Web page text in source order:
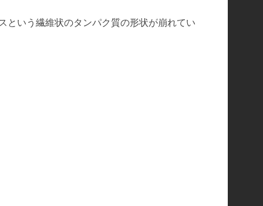
いう繊維状のタンパク質の形状が崩れてい